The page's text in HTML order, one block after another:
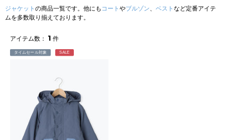
ジャケット の商品一覧です。他にも コート やブルゾン、 ベスト など定番アイテ
ムを多数取り揃えております。
アイテム数： 1 件
タイムセール対象 SALE